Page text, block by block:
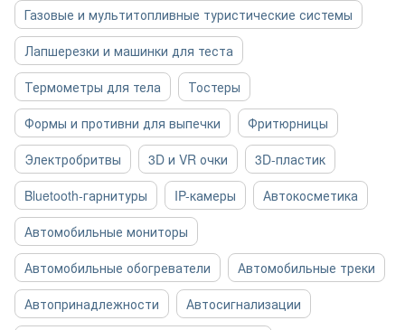
Газовые и мультитопливные туристические системы
Лапшерезки и машинки для теста
Термометры для тела
Тостеры
Формы и противни для выпечки
Фритюрницы
Электробритвы
3D и VR очки
3D-пластик
Bluetooth-гарнитуры
IP-камеры
Автокосметика
Автомобильные мониторы
Автомобильные обогреватели
Автомобильные треки
Автопринадлежности
Автосигнализации